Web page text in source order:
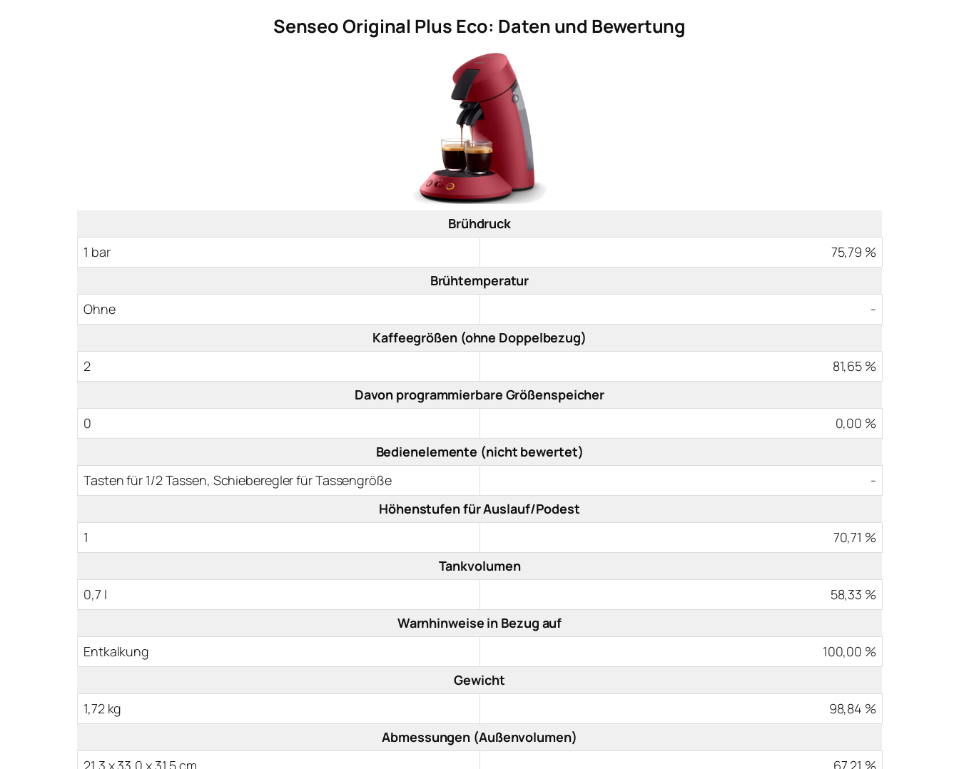
Senseo Original Plus Eco: Daten und Bewertung
Brühdruck
1 bar
75,79 %
Brühtemperatur
Ohne
-
Kaffeegrößen (ohne Doppelbezug)
2
81,65 %
Davon programmierbare Größenspeicher
0
0,00 %
Bedienelemente (nicht bewertet)
Tasten für 1/2 Tassen, Schieberegler für Tassengröße
-
Höhenstufen für Auslauf/Podest
1
70,71 %
Tankvolumen
0,7 l
58,33 %
Warnhinweise in Bezug auf
Entkalkung
100,00 %
Gewicht
1,72 kg
98,84 %
Abmessungen (Außenvolumen)